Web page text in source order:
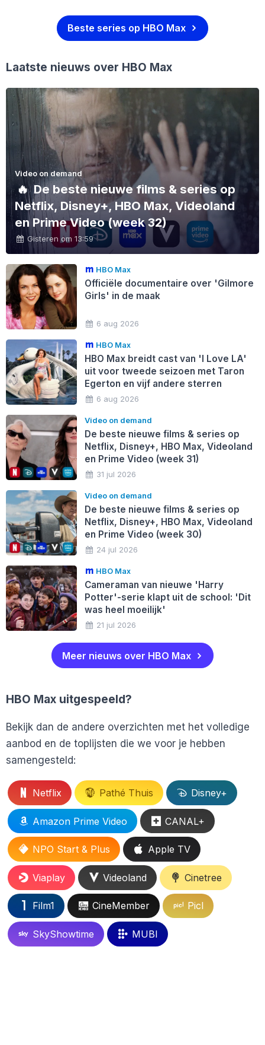
Beste series op HBO Max
Laatste nieuws over HBO Max
Video on demand
🔥De beste nieuwe films & series op
Netflix, Disney+, HBO Max, Videoland
en Prime Video (week 32)
Gisteren om 13:59
HBO Max
Officiële documentaire over 'Gilmore
Girls' in de maak
6 aug 2026
HBO Max
HBO Max breidt cast van 'I Love LA'
uit voor tweede seizoen met Taron
Egerton en vijf andere sterren
6 aug 2026
Video on demand
De beste nieuwe films & series op
Netflix, Disney+, HBO Max, Videoland
en Prime Video (week 31)
31 jul 2026
Video on demand
De beste nieuwe films & series op
Netflix, Disney+, HBO Max, Videoland
en Prime Video (week 30)
24 jul 2026
HBO Max
Cameraman van nieuwe 'Harry
Potter'-serie klapt uit de school: 'Dit
was heel moeilijk'
21 jul 2026
Meer nieuws over HBO Max
HBO Max uitgespeeld?
Bekijk dan de andere overzichten met het volledige
aanbod en de toplijsten die we voor je hebben
samengesteld:
Netflix Pathé Thuis Disney+
Amazon Prime Video CANAL+
NPO Start & Plus Apple TV
Viaplay Videoland Cinetree
Film1 CineMember Picl
SkyShowtime MUBI